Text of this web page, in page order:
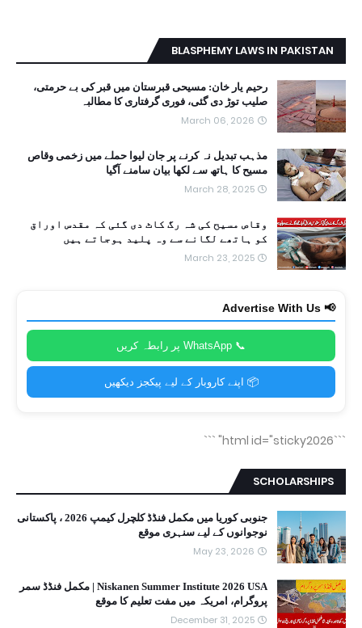
BLASPHEMY LAWS IN PAKISTAN
رحیم یار خان: مسیحی قبرستان میں قبر کی بے حرمتی،
صلیب توڑ دی گئی، فوری گرفتاری کا مطالبہ
March 06, 2026
مذہب تبدیل نہ کرنے پر جان لیوا حملے میں زخمی وقاص
مسیح کا ہاتھ سے لکھا بیان سامنے آگیا
March 28, 2025
وقاص مسیح کی شہ رگ کاٹ دی گئی کہ مقدس اوراق
کو ہاتھے لگانے سے وہ پلید ہوجاتے ہیں
March 23, 2025
📢 Advertise With Us
📞 WhatsApp پر رابطہ کریں
📦 اپنے کاروبار کے لیے پیکجز دیکھیں
```html id="sticky2026"
```
SCHOLARSHIPS
جنوبی کوریا میں مکمل فنڈڈ کلچرل کیمپ 2026 ، پاکستانی
نوجوانوں کے لیے سنہری موقع
May 23, 2026
Niskanen Summer Institute 2026 USA | مکمل فنڈڈ سمر
پروگرام، امریکہ میں مفت تعلیم کا موقع
December 31, 2025